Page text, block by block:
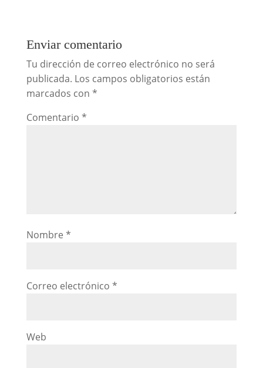
Enviar comentario
Tu dirección de correo electrónico no será
publicada. Los campos obligatorios están
marcados con *
Comentario *
Nombre *
Correo electrónico *
Web